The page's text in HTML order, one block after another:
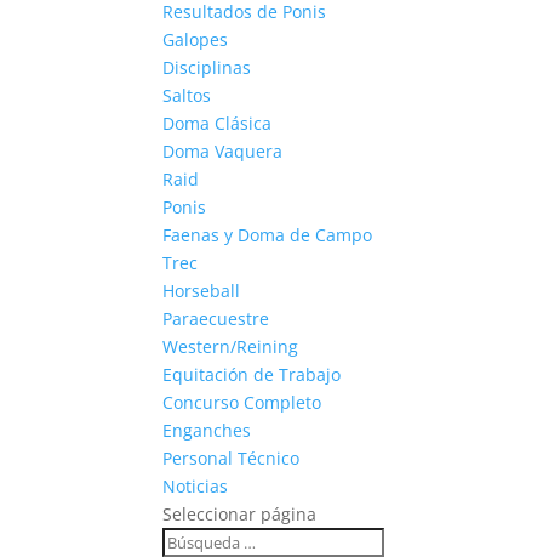
Resultados de Ponis
Galopes
Disciplinas
Saltos
Doma Clásica
Doma Vaquera
Raid
Ponis
Faenas y Doma de Campo
Trec
Horseball
Paraecuestre
Western/Reining
Equitación de Trabajo
Concurso Completo
Enganches
Personal Técnico
Noticias
Seleccionar página